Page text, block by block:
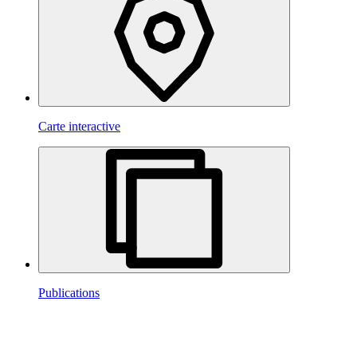
Carte interactive
Publications